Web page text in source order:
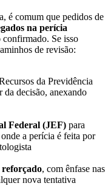
é comum que pedidos de
na perícia
Se isso
de revisão:
da Previdência
da decisão, anexando
Federal (JEF) para
a perícia é feita por
, com ênfase nas
nova tentativa